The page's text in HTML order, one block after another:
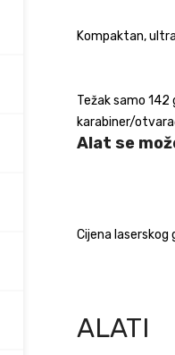
Kompaktan,
Težak samo
karabiner/
Alat se
Cijena
ALATI